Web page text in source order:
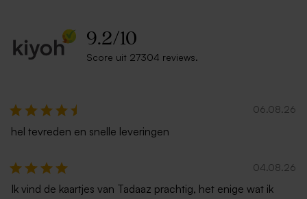
9.2/10
Score uit 27304 reviews.
06.08.26
hel tevreden en snelle leveringen
04.08.26
Ik vind de kaartjes van Tadaaz prachtig, het enige wat ik